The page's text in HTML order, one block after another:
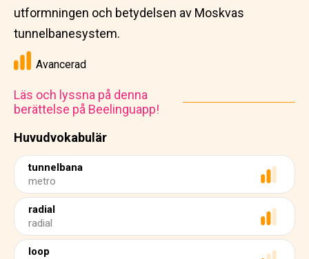
Huvudvokabulär
tunnelbana
metro
radial
radial
loop
utformningen och betydelsen av Moskvas
tunnelbanesystem.
Avancerad
Läs och lyssna på denna
berättelse på Beelinguapp!